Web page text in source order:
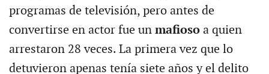
programas de televisión, pero antes de
convertirse en actor fue un mafioso a quien
arrestaron 28 veces. La primera vez que lo
detuvieron apenas tenía siete años y el delito